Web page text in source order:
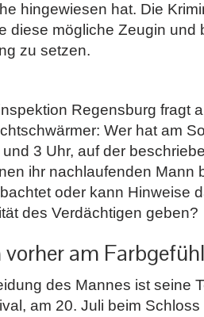
hingewiesen hat. Die
diese mögliche Zeugin und
zu setzen.
Regensburg fragt
Wer hat am
3 Uhr, auf der
ihr nachlaufenden Mann
oder kann Hinweise
des Verdächtigen geben?
am
des Mannes ist seine
am 20. Juli beim